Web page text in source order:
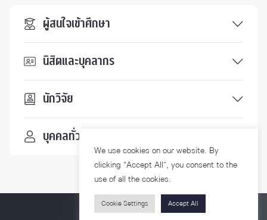
ผู้สนใจเข้าศึกษา
นิสิตและบุคลากร
นักวิจัย
บุคคลทั่วไป
We use cookies on our website. By
clicking “Accept All”, you consent to the
use of all the cookies.
Cookie Settings Accept All